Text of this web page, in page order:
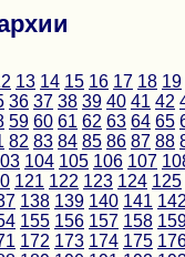
13 14 15 16 17 18 19
36 37 38 39 40 41 42
59 60 61 62 63 64 65
82 83 84 85 86 87 88
104 105 106 107
121 122 123 124 125
138 139 140 141
155 156 157 158
172 173 174 175